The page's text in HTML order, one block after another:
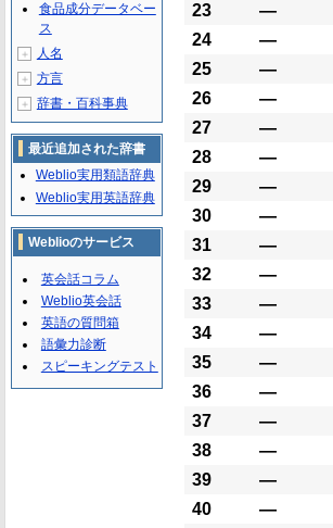
23
―
24
―
25
―
26
―
27
―
28
―
29
―
30
―
31
―
32
―
33
―
34
―
35
―
36
―
37
―
38
―
39
―
40
―
食品成分データベー
ス
＋ 人名
＋ 方言
＋ 辞書・百科事典
最近追加された辞書
Weblio実用類語辞典
Weblio実用英語辞典
Weblioのサービス
英会話コラム
Weblio英会話
英語の質問箱
語彙力診断
スピーキングテスト